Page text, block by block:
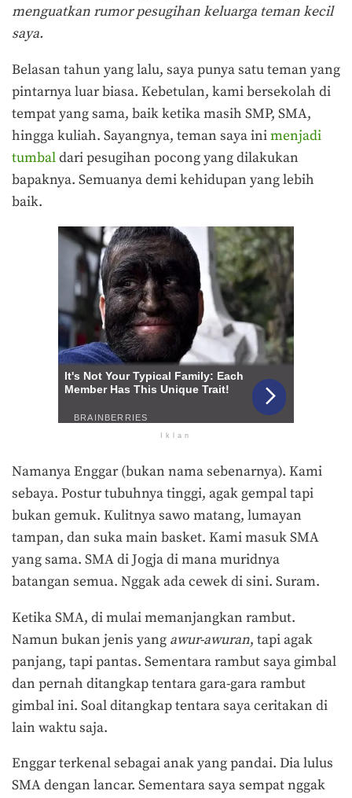
menguatkan rumor pesugihan keluarga teman kecil
saya.
Belasan tahun yang lalu, saya punya satu teman yang
pintarnya luar biasa. Kebetulan, kami bersekolah di
tempat yang sama, baik ketika masih SMP, SMA,
hingga kuliah. Sayangnya, teman saya inimenjadi
tumbaldari pesugihan pocong yang dilakukan
bapaknya. Semuanya demi kehidupan yang lebih
baik.
Iklan
Namanya Enggar (bukan nama sebenarnya). Kami
sebaya. Postur tubuhnya tinggi, agak gempal tapi
bukan gemuk. Kulitnya sawo matang, lumayan
tampan, dan suka main basket. Kami masuk SMA
yang sama. SMA di Jogja di mana muridnya
batangan semua. Nggak ada cewek di sini. Suram.
Ketika SMA, di mulai memanjangkan rambut.
Namun bukan jenis yang awur-awuran, tapi agak
panjang, tapi pantas. Sementara rambut saya gimbal
dan pernah ditangkap tentara gara-gara rambut
gimbal ini. Soal ditangkap tentara saya ceritakan di
lain waktu saja.
Enggar terkenal sebagai anak yang pandai. Dia lulus
SMA dengan lancar. Sementara saya sempat nggak